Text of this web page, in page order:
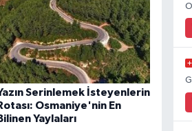
Serinlemek İsteyenlerin
Osmaniye'nin En
Yaylaları